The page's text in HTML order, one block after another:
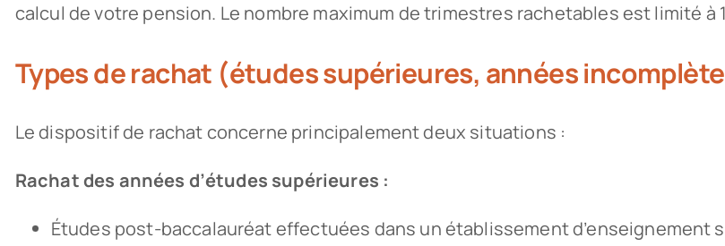
calcul de votre pension. Le nombre maximum de trimestres rachetables est limité à
Types de rachat (études supérieures, années
Le dispositif de rachat concerne principalement deux situations :
Rachat des années d’études supérieures :
Études post-baccalauréat effectuées dans un établissement d’enseignement